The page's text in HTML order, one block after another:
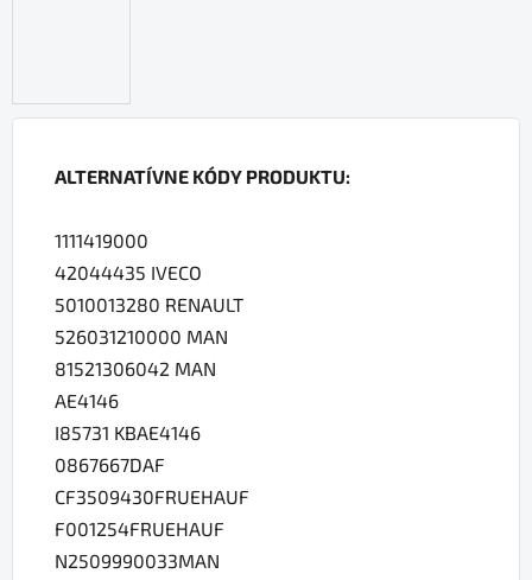
ALTERNATÍVNE KÓDY PRODUKTU:
1111419000
42044435 IVECO
5010013280 RENAULT
526031210000 MAN
81521306042 MAN
AE4146
I85731 KBAE4146
0867667DAF
CF3509430FRUEHAUF
F001254FRUEHAUF
N2509990033MAN